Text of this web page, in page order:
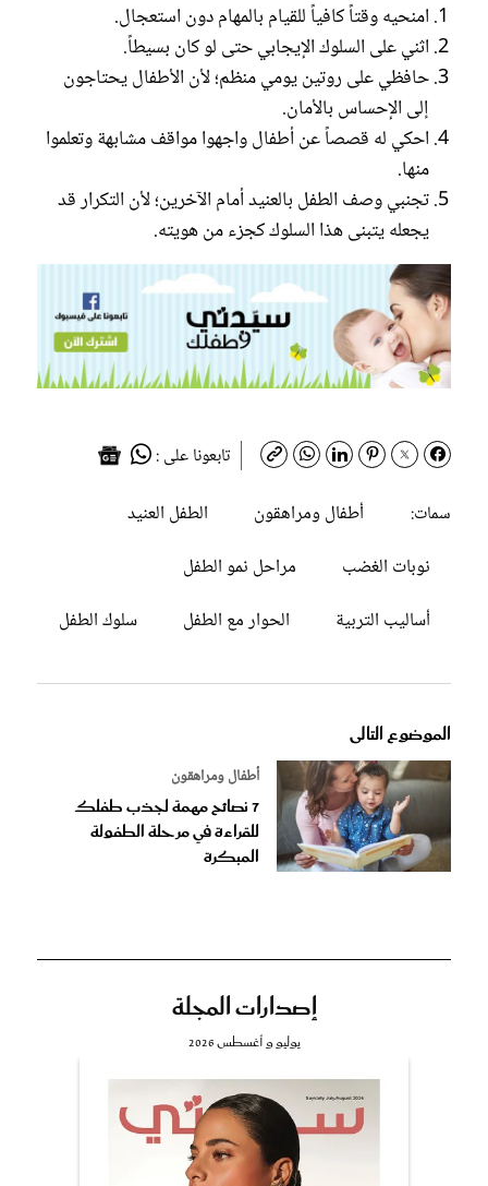
امنحيه وقتاً كافياً للقيام بالمهام دون استعجال.
اثني على السلوك الإيجابي حتى لو كان بسيطاً.
حافظي على روتين يومي منظم؛ لأن الأطفال يحتاجون
إلى الإحساس بالأمان.
احكي له قصصاً عن أطفال واجهوا مواقف مشابهة وتعلموا
منها.
تجنبي وصف الطفل بالعنيد أمام الآخرين؛ لأن التكرار قد
يجعله يتبنى هذا السلوك كجزء من هويته.
تابعونا على :
سمات:
أطفال ومراهقون
الطفل العنيد
نوبات الغضب
مراحل نمو الطفل
أساليب التربية
الحوار مع الطفل سلوك الطفل
الموضوع التالى
أطفال ومراهقون
7 نصائح مهمة لجذب طفلك
للقراءة في مرحلة الطفولة
المبكرة
إصدارات المجلة
يوليو و أغسطس 2026